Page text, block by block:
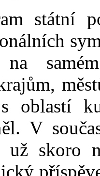
státní
oblastí
V
už skoro